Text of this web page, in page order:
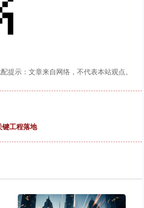
提示：文章来自网络，不代表本站观点。
工程落地